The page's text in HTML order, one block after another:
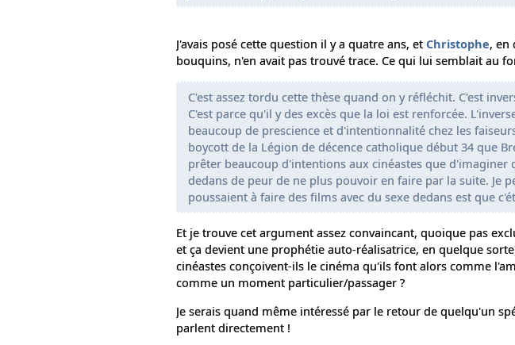
J'avais posé cette question il y a quatre ans, et Christophe, en
bouquins, n'en avait pas trouvé trace. Ce qui lui semblait au
C'est assez tordu cette thèse quand on y réfléchit. C'est
C'est parce qu'il y des excès que la loi est renforcée.
beaucoup de prescience et d'intentionnalité chez les
boycott de la Légion de décence catholique début 34 que
prêter beaucoup d'intentions aux cinéastes que
dedans de peur de ne plus pouvoir en faire par la suite. Je
poussaient à faire des films avec du sexe dedans est que
Et je trouve cet argument assez convaincant, quoique pas
et ça devient une prophétie auto-réalisatrice, en quelque
cinéastes conçoivent-ils le cinéma qu'ils font alors comme
comme un moment particulier/passager ?
Je serais quand même intéressé par le retour de quelqu'un
parlent directement !